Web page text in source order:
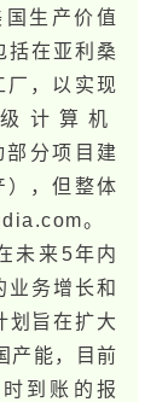
生产价值
括在亚利桑
厂，以实现
计算机​
分项目建
），但整体
。
未​来5年内
务增长和
旨在扩大
产能，目前
到账的报